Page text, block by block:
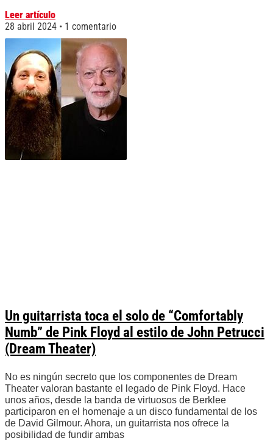
Leer artículo
28 abril 2024
1 comentario
Un guitarrista toca el solo de “Comfortably
Numb” de Pink Floyd al estilo de John Petrucci
(Dream Theater)
No es ningún secreto que los componentes de Dream
Theater valoran bastante el legado de Pink Floyd. Hace
unos años, desde la banda de virtuosos de Berklee
participaron en el homenaje a un disco fundamental de los
de David Gilmour. Ahora, un guitarrista nos ofrece la
posibilidad de fundir ambas